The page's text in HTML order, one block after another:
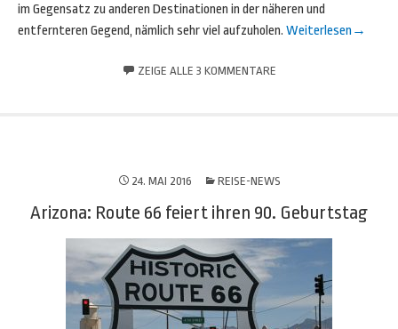
im Gegensatz zu anderen Destinationen in der näheren und
entfernteren Gegend, nämlich sehr viel aufzuholen. Weiterlesen →
ZEIGE ALLE 3 KOMMENTARE
24. MAI 2016 REISE-NEWS
Arizona: Route 66 feiert ihren 90. Geburtstag